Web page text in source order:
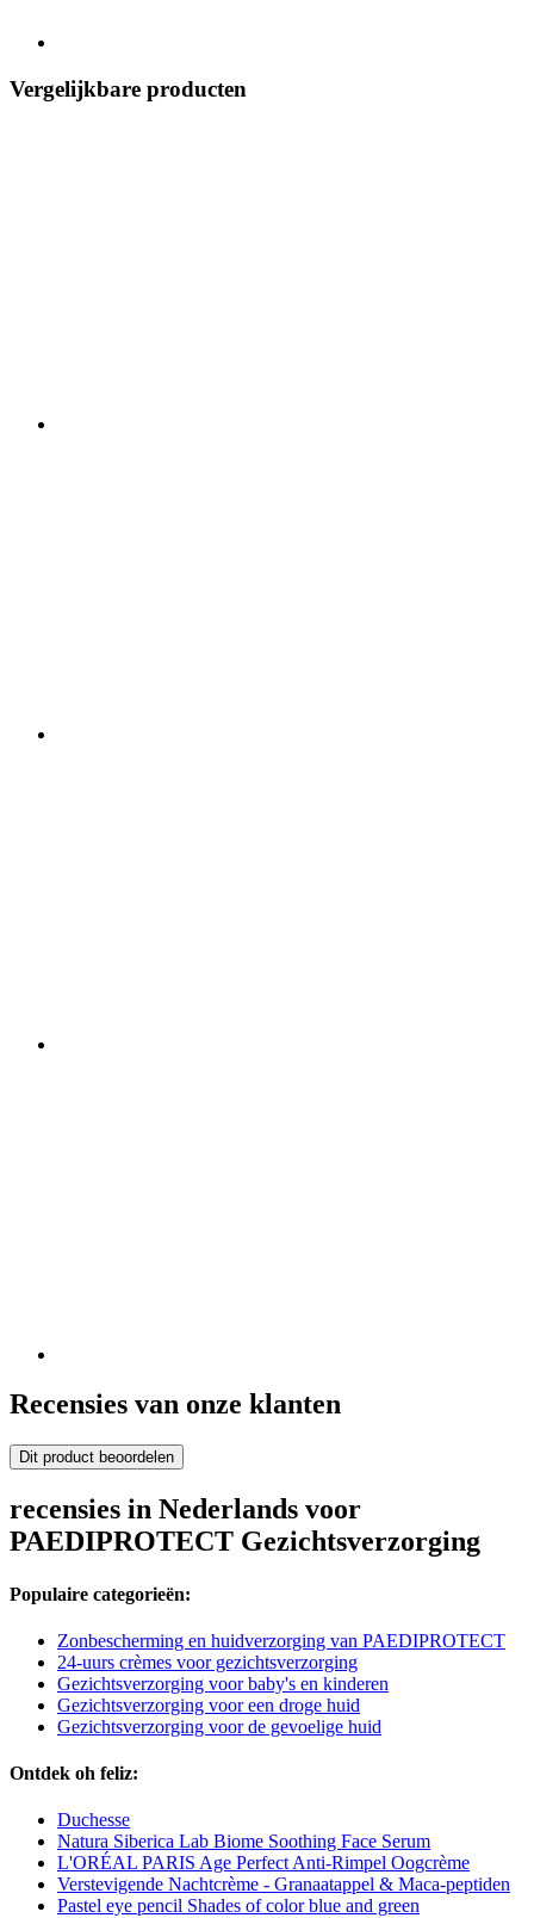
Vergelijkbare producten
Recensies van onze klanten
Dit product beoordelen
recensies in Nederlands voor
PAEDIPROTECT Gezichtsverzorging
Populaire categorieën:
Zonbescherming en huidverzorging van PAEDIPROTECT
24-uurs crèmes voor gezichtsverzorging
Gezichtsverzorging voor baby's en kinderen
Gezichtsverzorging voor een droge huid
Gezichtsverzorging voor de gevoelige huid
Ontdek oh feliz:
Duchesse
Natura Siberica Lab Biome Soothing Face Serum
L'ORÉAL PARIS Age Perfect Anti-Rimpel Oogcrème
Verstevigende Nachtcrème - Granaatappel & Maca-peptiden
Pastel eye pencil Shades of color blue and green